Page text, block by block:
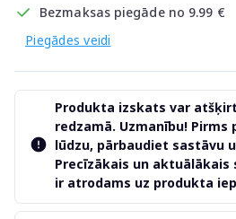
Bezmaksas piegāde no 9.99 €
Piegādes veidi
Produkta izskats var
redzamā. Uzmanību!
lūdzu, pārbaudiet sastāvu
Precīzākais un
ir atrodams uz produkta